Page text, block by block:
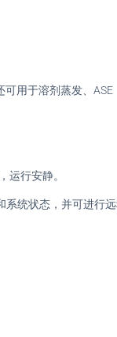
用于溶剂蒸发、ASE
运行安静。
统状态，并可进行远